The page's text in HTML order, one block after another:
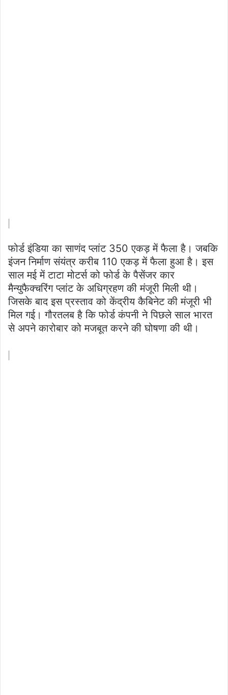
फोर्ड इंडिया का साणंद प्लांट 350 एकड़ में फैला है। जबकि
इंजन निर्माण संयंत्र करीब 110 एकड़ में फैला हुआ है। इस
साल मई में टाटा मोटर्स को फोर्ड के पैसेंजर कार
मैन्युफैक्चरिंग प्लांट के अधिग्रहण की मंजूरी मिली थी।
जिसके बाद इस प्रस्ताव को केंद्रीय कैबिनेट की मंजूरी भी
मिल गई। गौरतलब है कि फोर्ड कंपनी ने पिछले साल भारत
से अपने कारोबार को मजबूत करने की घोषणा की थी।